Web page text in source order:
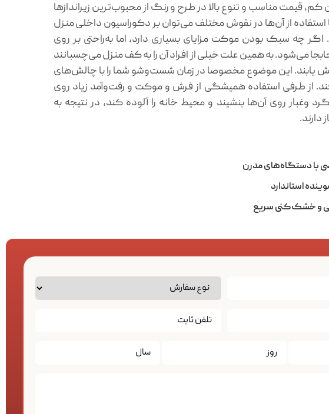
قیمت مناسب و تنوع بالا در طرح و رنگ از محبوب‌ترین زیراندازها
از آن‌ها در نقوش مختلف می‌توان بر دکوراسیون داخلی منزل
اگر چه سبک بودن موکت مزایای بسیاری دارد، اما به‌راحتی بر روی
می‌شود. به همین علت خیلی از افراد آن را به کف منزل می‌چسبانند
یابند. این موضوع مخصوصا در زمان شست‌وشو شما را با چالش‌های
از طرفی استفاده همیشگی از فرش و موکت و رفت‌وآمد زیاد روی
وغبار روی آن‌ها بنشیند و محیط خانه را آلوده کند، در نتیجه به
دستگاه‌های مدرن
استاندارد
و خشک‌کنی سریع